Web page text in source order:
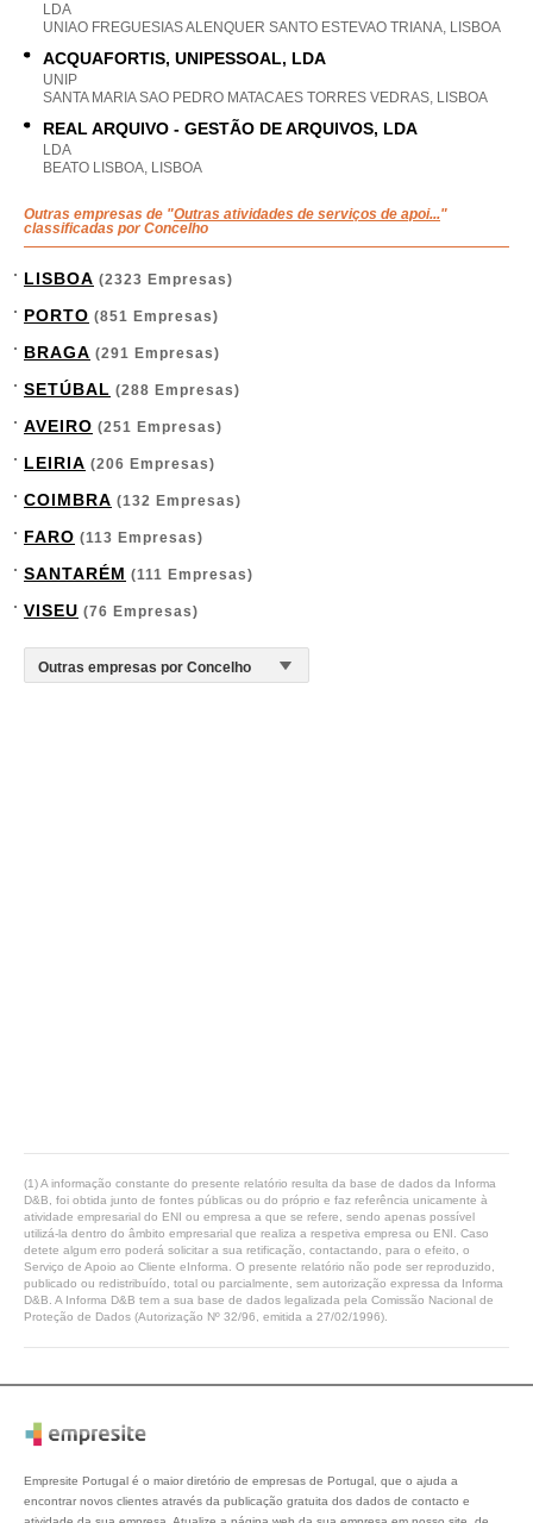
LDA
UNIAO FREGUESIAS ALENQUER SANTO ESTEVAO TRIANA, LISBOA
ACQUAFORTIS, UNIPESSOAL, LDA
UNIP
SANTA MARIA SAO PEDRO MATACAES TORRES VEDRAS, LISBOA
REAL ARQUIVO - GESTÃO DE ARQUIVOS, LDA
LDA
BEATO LISBOA, LISBOA
Outras empresas de "Outras atividades de serviços de apoi..."
classificadas por Concelho
LISBOA (2323 Empresas)
PORTO (851 Empresas)
BRAGA (291 Empresas)
SETÚBAL (288 Empresas)
AVEIRO (251 Empresas)
LEIRIA (206 Empresas)
COIMBRA (132 Empresas)
FARO (113 Empresas)
SANTARÉM (111 Empresas)
VISEU (76 Empresas)
(1) A informação constante do presente relatório resulta da base de dados da Informa
D&B, foi obtida junto de fontes públicas ou do próprio e faz referência unicamente à
atividade empresarial do ENI ou empresa a que se refere, sendo apenas possível
utilizá-la dentro do âmbito empresarial que realiza a respetiva empresa ou ENI. Caso
detete algum erro poderá solicitar a sua retificação, contactando, para o efeito, o
Serviço de Apoio ao Cliente eInforma. O presente relatório não pode ser reproduzido,
publicado ou redistribuído, total ou parcialmente, sem autorização expressa da Informa
D&B. A Informa D&B tem a sua base de dados legalizada pela Comissão Nacional de
Proteção de Dados (Autorização Nº 32/96, emitida a 27/02/1996).
Empresite Portugal é o maior diretório de empresas de Portugal, que o ajuda a
encontrar novos clientes através da publicação gratuita dos dados de contacto e